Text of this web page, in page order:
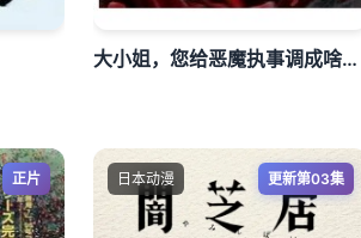
大小姐，您给恶魔执事调成啥了2
正片 日本动漫 更新第03集